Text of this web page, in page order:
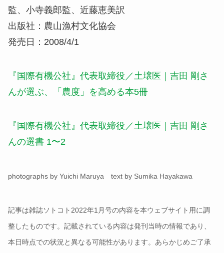
監、小寺義郎監、近藤恵美訳
出版社：農山漁村文化協会
発売日：2008/4/1
『国際有機公社』代表取締役／土壌医｜吉田 剛さ
んが選ぶ、「農度」を高める本5冊
『国際有機公社』代表取締役／土壌医｜吉田 剛さ
んの選書 1〜2
photographs by Yuichi Maruya text by Sumika Hayakawa
記事は雑誌ソトコト2022年1月号の内容を本ウェブサイト用に調
整したものです。記載されている内容は発刊当時の情報であり、
本日時点での状況と異なる可能性があります。あらかじめご了承